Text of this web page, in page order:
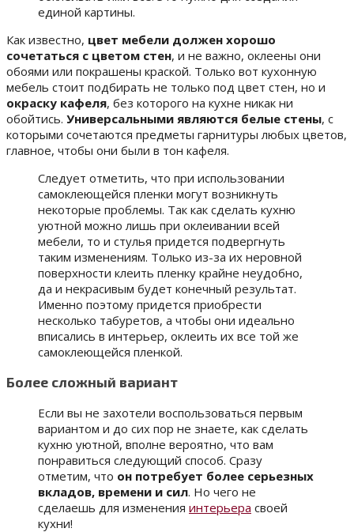
единой картины.
Как известно, цвет мебели должен хорошо
сочетаться с цветом стен, и не важно, оклеены они
обоями или покрашены краской. Только вот кухонную
мебель стоит подбирать не только под цвет стен, но и
окраску кафеля, без которого на кухне никак ни
обойтись. Универсальными являются белые стены, с
которыми сочетаются предметы гарнитуры любых цветов,
главное, чтобы они были в тон кафеля.
Следует отметить, что при использовании
самоклеющейся пленки могут возникнуть
некоторые проблемы. Так как сделать кухню
уютной можно лишь при оклеивании всей
мебели, то и стулья придется подвергнуть
таким изменениям. Только из-за их неровной
поверхности клеить пленку крайне неудобно,
да и некрасивым будет конечный результат.
Именно поэтому придется приобрести
несколько табуретов, а чтобы они идеально
вписались в интерьер, оклеить их все той же
самоклеющейся пленкой.
Более сложный вариант
Если вы не захотели воспользоваться первым
вариантом и до сих пор не знаете, как сделать
кухню уютной, вполне вероятно, что вам
понравиться следующий способ. Сразу
отметим, что он потребует более серьезных
вкладов, времени и сил. Но чего не
сделаешь для изменения интерьера своей
кухни!